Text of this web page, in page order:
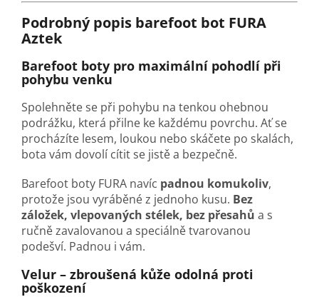
Podrobný popis barefoot bot FURA
Aztek
Barefoot boty pro maximální pohodlí při
pohybu venku
Spolehněte se při pohybu na tenkou ohebnou
podrážku, která přilne ke každému povrchu. Ať se
procházíte lesem, loukou nebo skáčete po skalách,
bota vám dovolí cítit se jistě a bezpečně.
Barefoot boty FURA navíc padnou komukoliv,
protože jsou vyráběné z jednoho kusu. Bez
záložek, vlepovaných stélek, bez přesahů a s
ručně zavalovanou a speciálně tvarovanou
podešví. Padnou i vám.
Velur – zbroušená kůže odolná proti
poškození